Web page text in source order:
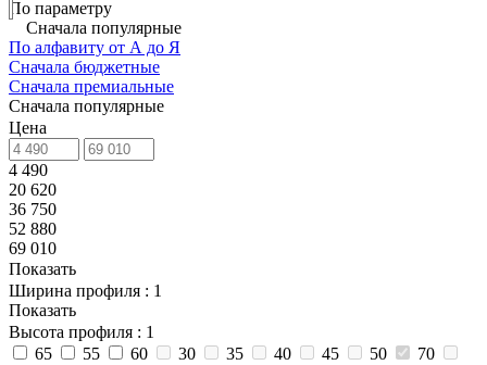
По параметру
Сначала популярные
По алфавиту от А до Я
Сначала бюджетные
Сначала премиальные
Сначала популярные
Цена
4 490
20 620
36 750
52 880
69 010
Показать
Ширина профиля : 1
Показать
Высота профиля : 1
65
55 60 30 35 40 45 50
70